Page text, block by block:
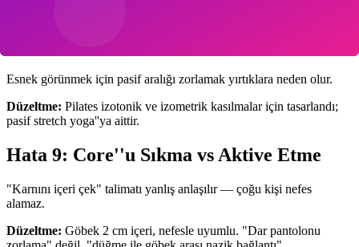
Esnek görünmek için pasif aralığı zorlamak yırtıklara neden olur.
Düzeltme: Pilates izotonik ve izometrik kasılmalar için tasarlandı;
pasif stretch yoga''ya aittir.
Hata 9: Core''u Sıkma vs Aktive Etme
"Karnını içeri çek" talimatı yanlış anlaşılır — çoğu kişi nefes
alamaz.
Düzeltme: Göbek 2 cm içeri, nefesle uyumlu. "Dar pantolonu